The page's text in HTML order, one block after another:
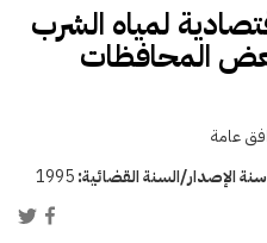
لمياه الشرب
المحافظات
عامة
سنة الإصدار/السنة القضائية:1995